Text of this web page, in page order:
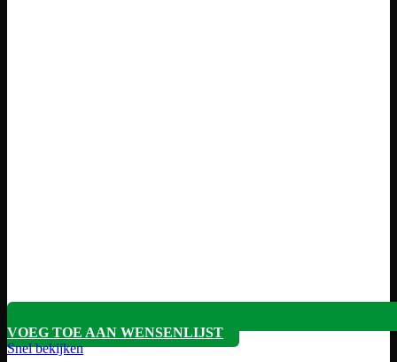
VOEG TOE AAN WENSENLIJST
Snel bekijken